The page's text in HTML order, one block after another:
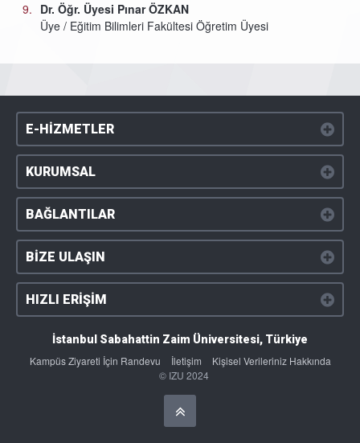
Dr. Öğr. Üyesi Pınar ÖZKAN
Üye / Eğitim Bilimleri Fakültesi Öğretim Üyesi
E-HİZMETLER
KURUMSAL
BAĞLANTILAR
BİZE ULAŞIN
HIZLI ERİŞİM
İstanbul Sabahattin Zaim Üniversitesi, Türkiye
Kampüs Ziyareti İçin Randevu İletişim
Kişisel Verileriniz Hakkında
© IZU 2024
Başa Dön